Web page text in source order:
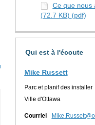
Ce que nous
(72.7 KB) (pdf)
Qui est à l'écoute
Mike Russett
Parc et planif des installer
Ville d'Ottawa
Courriel